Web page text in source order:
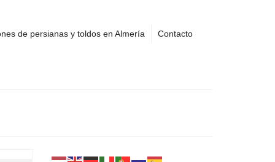
de persianas y toldos en Almería Contacto